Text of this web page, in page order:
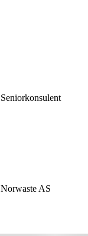
Seniorkonsulent
Norwaste AS